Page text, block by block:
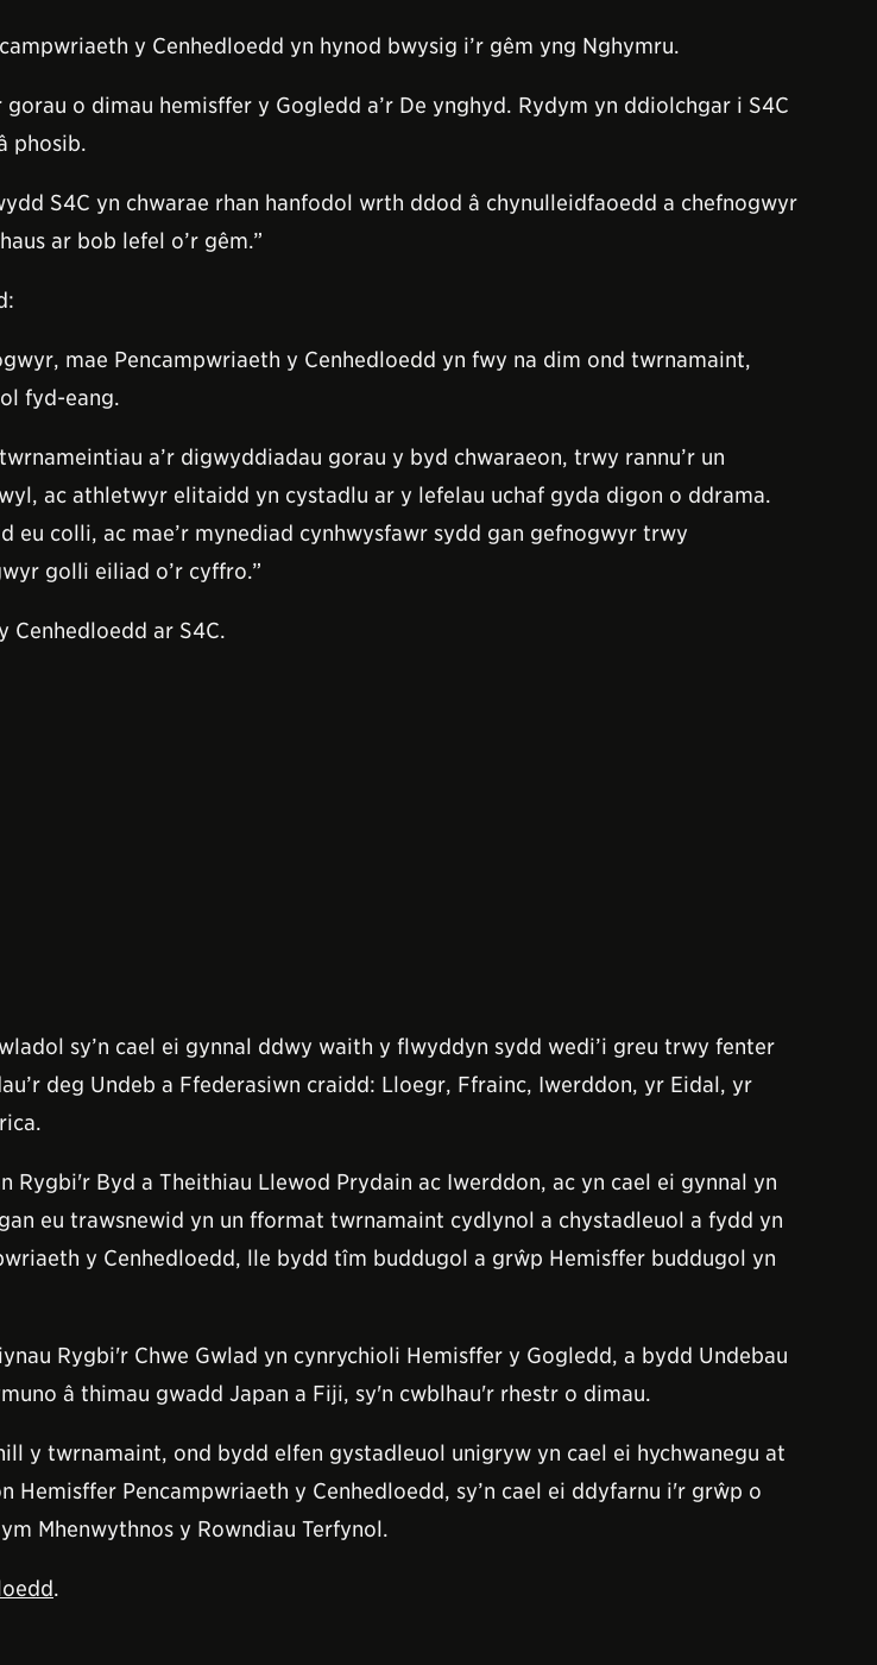
y Cenhedloedd yn hynod bwysig i’r gêm yng Nghymru.
o dimau hemisffer y Gogledd a’r De ynghyd. Rydym yn ddiolchgar i S4C
phosib.
S4C yn chwarae rhan hanfodol wrth ddod â chynulleidfaoedd a chefnogwyr
ar bob lefel o’r gêm.”
mae Pencampwriaeth y Cenhedloedd yn fwy na dim ond twrnamaint,
fyd-eang.
a’r digwyddiadau gorau y byd chwaraeon, trwy rannu’r un
ac athletwyr elitaidd yn cystadlu ar y lefelau uchaf gyda digon o ddrama.
eu colli, ac mae’r mynediad cynhwysfawr sydd gan gefnogwyr trwy
golli eiliad o’r cyffro.”
Cenhedloedd ar S4C.
sy’n cael ei gynnal ddwy waith y flwyddyn sydd wedi’i greu trwy fenter
deg Undeb a Ffederasiwn craidd: Lloegr, Ffrainc, Iwerddon, yr Eidal, yr
Byd a Theithiau Llewod Prydain ac Iwerddon, ac yn cael ei gynnal yn
eu trawsnewid yn un fformat twrnamaint cydlynol a chystadleuol a fydd yn
y Cenhedloedd, lle bydd tîm buddugol a grŵp Hemisffer buddugol yn
Rygbi'r Chwe Gwlad yn cynrychioli Hemisffer y Gogledd, a bydd Undebau
â thimau gwadd Japan a Fiji, sy'n cwblhau'r rhestr o dimau.
y twrnamaint, ond bydd elfen gystadleuol unigryw yn cael ei hychwanegu at
Pencampwriaeth y Cenhedloedd, sy’n cael ei ddyfarnu i'r grŵp o
Mhenwythnos y Rowndiau Terfynol.
.